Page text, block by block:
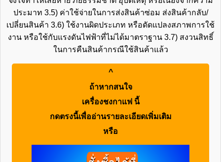
ประมาท 3.5) ค่าใช้จ่ายในการส่งสินค้าซ่อม ส่งสินค้ากลับ/
เปลี่ยนสินค้า 3.6) ใช้งานผิดประเภท หรือดัดแปลงสภาพการใช้
งาน หรือใช้กับแรงดันไฟฟ้าที่ไม่ได้มาตราฐาน 3.7) สงวนสิทธิ์
ในการคืนสินค้ากรณีใช้สินค้าแล้ว
^
ถ้าหากสนใจ
เครื่องชงกาแฟ นี้
กดตรงนี้เพื่ออ่านรายละเอียดเพิ่มเติม
หรือ